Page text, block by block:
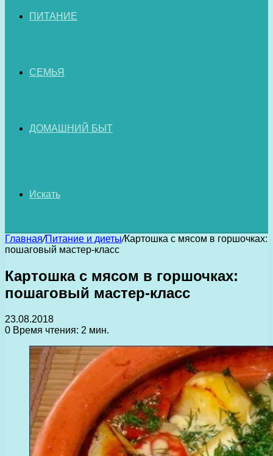
ПИТАНИЕ
СЕМЬЯ
ДОМАШНИЙ БЫТ
Искать
Главная/Питание и диеты/Картошка с мясом в горшочках:
пошаговый мастер-класс
Картошка с мясом в горшочках:
пошаговый мастер-класс
23.08.2018
0 Время чтения: 2 мин.